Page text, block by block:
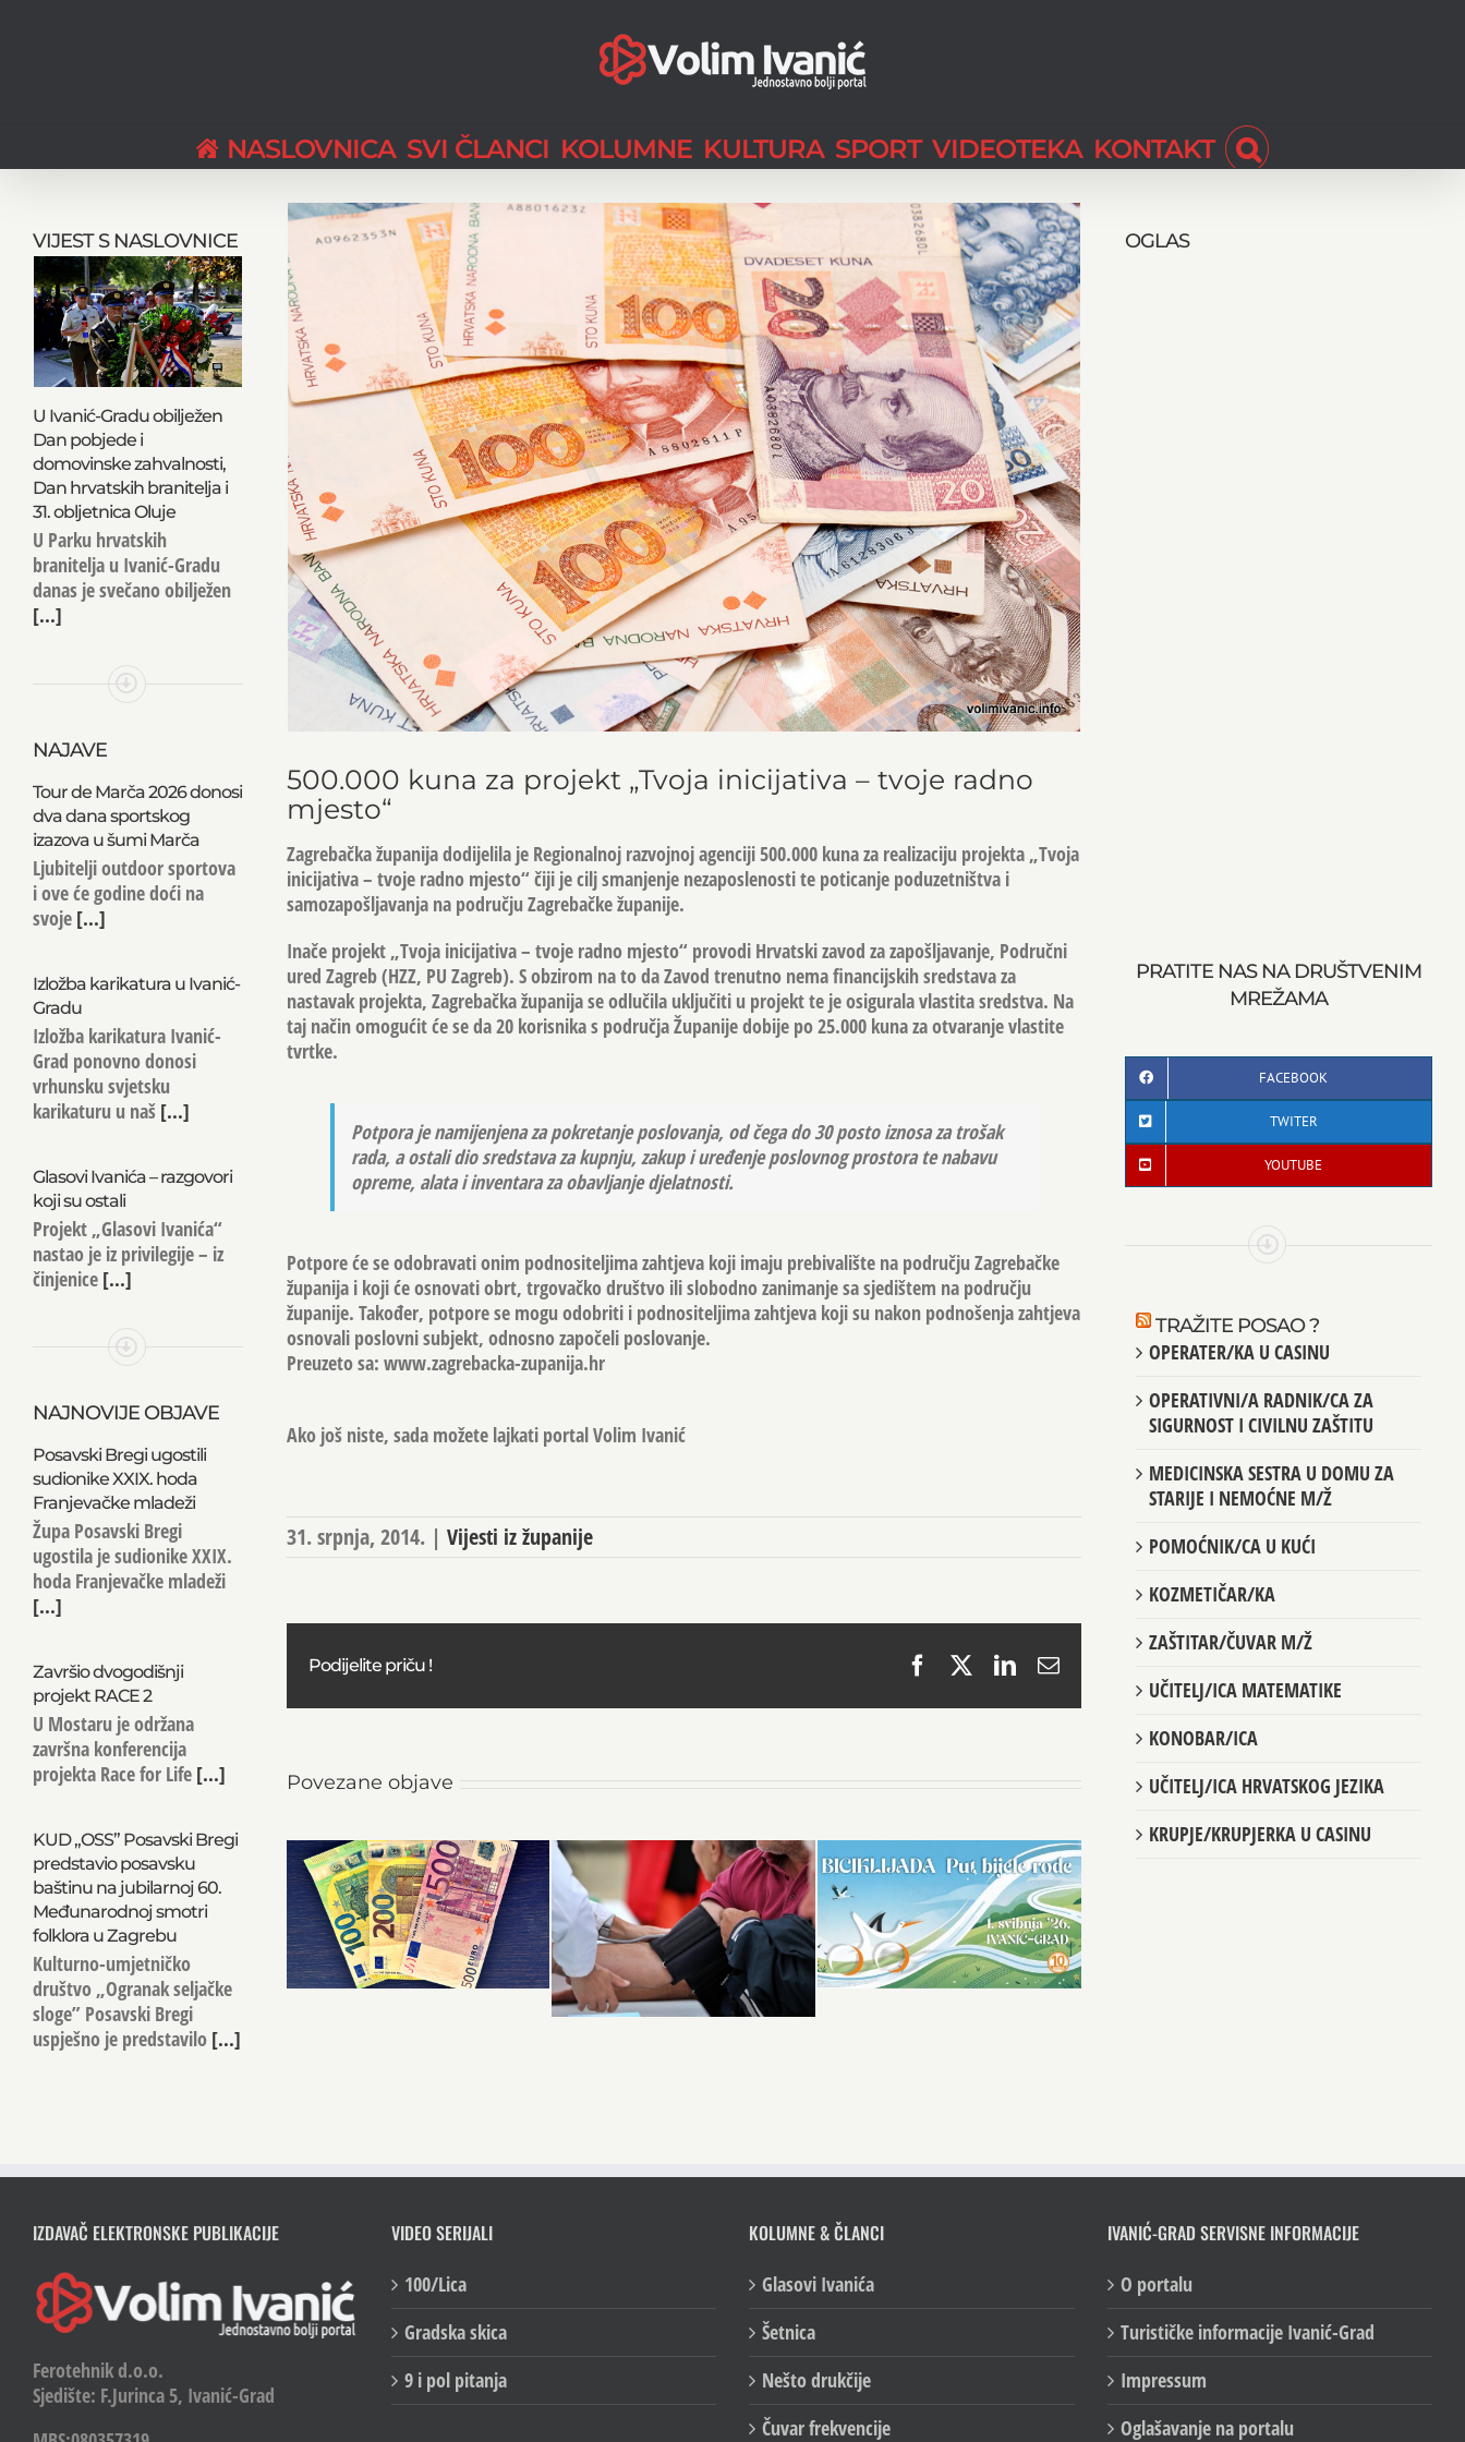
NASLOVNICA SVI ČLANCI KOLUMNE KULTURA SPORT VIDEOTEKA KONTAKT
View
Larger
Image
500.000 kuna za projekt „Tvoja inicijativa – tvoje radno
mjesto“
Zagrebačka županija dodijelila je Regionalnoj razvojnoj agenciji 500.000 kuna za realizaciju projekta „Tvoja
inicijativa – tvoje radno mjesto“ čiji je cilj smanjenje nezaposlenosti te poticanje poduzetništva i
samozapošljavanja na području Zagrebačke županije.
Inače projekt „Tvoja inicijativa – tvoje radno mjesto“ provodi Hrvatski zavod za zapošljavanje, Područni
ured Zagreb (HZZ, PU Zagreb). S obzirom na to da Zavod trenutno nema financijskih sredstava za
nastavak projekta, Zagrebačka županija se odlučila uključiti u projekt te je osigurala vlastita sredstva. Na
taj način omogućit će se da 20 korisnika s područja Županije dobije po 25.000 kuna za otvaranje vlastite
tvrtke.
Potpora je namijenjena za pokretanje poslovanja, od čega do 30 posto iznosa za trošak
rada, a ostali dio sredstava za kupnju, zakup i uređenje poslovnog prostora te nabavu
opreme, alata i inventara za obavljanje djelatnosti.
Potpore će se odobravati onim podnositeljima zahtjeva koji imaju prebivalište na području Zagrebačke
županija i koji će osnovati obrt, trgovačko društvo ili slobodno zanimanje sa sjedištem na području
županije. Također, potpore se mogu odobriti i podnositeljima zahtjeva koji su nakon podnošenja zahtjeva
osnovali poslovni subjekt, odnosno započeli poslovanje.
Preuzeto sa: www.zagrebacka-zupanija.hr
Ako još niste, sada možete lajkati portal Volim Ivanić
31. srpnja, 2014. | Vijesti iz županije
Podijelite priču ! FacebookLinkedIn
Email
Povezane objave
VIJEST S NASLOVNICE
U Ivanić-Gradu obilježen
Dan pobjede i
domovinske zahvalnosti,
Dan hrvatskih branitelja i
31. obljetnica Oluje
U Parku hrvatskih
branitelja u Ivanić-Gradu
danas je svečano obilježen
[...]
NAJAVE
Tour de Marča 2026 donosi
dva dana sportskog
izazova u šumi Marča
Ljubitelji outdoor sportova
i ove će godine doći na
svoje[...]
Izložba karikatura u Ivanić-
Gradu
Izložba karikatura Ivanić-
Grad ponovno donosi
vrhunsku svjetsku
karikaturu u naš[...]
Glasovi Ivanića – razgovori
koji su ostali
Projekt „Glasovi Ivanića“
nastao je iz privilegije – iz
činjenice[...]
NAJNOVIJE OBJAVE
Posavski Bregi ugostili
sudionike XXIX. hoda
Franjevačke mladeži
Župa Posavski Bregi
ugostila je sudionike XXIX.
hoda Franjevačke mladeži
[...]
Završio dvogodišnji
projekt RACE 2
U Mostaru je održana
završna konferencija
projekta Race for Life[...]
KUD „OSS” Posavski Bregi
predstavio posavsku
baštinu na jubilarnoj 60.
Međunarodnoj smotri
folklora u Zagrebu
Kulturno-umjetničko
društvo „Ogranak seljačke
sloge” Posavski Bregi
uspješno je predstavilo[...]
OGLAS
PRATITE NAS NA DRUŠTVENIM
MREŽAMA
FACEBOOK
TWITER
YOUTUBE
TRAŽITE POSAO ?
OPERATER/KA U CASINU
OPERATIVNI/A RADNIK/CA ZA
SIGURNOST I CIVILNU ZAŠTITU
MEDICINSKA SESTRA U DOMU ZA
STARIJE I NEMOĆNE M/Ž
POMOĆNIK/CA U KUĆI
KOZMETIČAR/KA
ZAŠTITAR/ČUVAR M/Ž
UČITELJ/ICA MATEMATIKE
KONOBAR/ICA
UČITELJ/ICA HRVATSKOG JEZIKA
KRUPJE/KRUPJERKA U CASINU
IZDAVAČ ELEKTRONSKE PUBLIKACIJE
Ferotehnik d.o.o.
Sjedište: F.Jurinca 5, Ivanić-Grad
VIDEO SERIJALI
100/Lica
Gradska skica
9 i pol pitanja
KOLUMNE & ČLANCI
Glasovi Ivanića
Šetnica
Nešto drukčije
Čuvar frekvencije
IVANIĆ-GRAD SERVISNE INFORMACIJE
O portalu
Turističke informacije Ivanić-Grad
Impressum
Oglašavanje na portalu